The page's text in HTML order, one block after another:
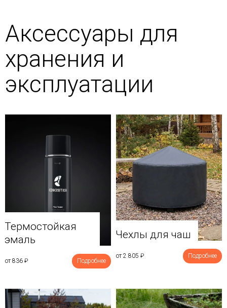
Аксессуары для
хранения и
эксплуатации
Термостойкая
эмаль
от 836 ₽ Подробнее
Чехлы для чаш
от 2 805 ₽ Подробнее